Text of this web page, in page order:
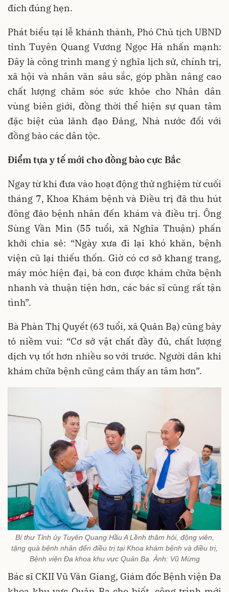
đích đúng hẹn.
Phát biểu tại lễ khánh thành, Phó Chủ tịch UBND
tỉnh Tuyên Quang Vương Ngọc Hà nhấn mạnh:
Đây là công trình mang ý nghĩa lịch sử, chính trị,
xã hội và nhân văn sâu sắc, góp phần nâng cao
chất lượng chăm sóc sức khỏe cho Nhân dân
vùng biên giới, đồng thời thể hiện sự quan tâm
đặc biệt của lãnh đạo Đảng, Nhà nước đối với
đồng bào các dân tộc.
Điểm tựa y tế mới cho đồng bào cực Bắc
Ngay từ khi đưa vào hoạt động thử nghiệm từ cuối
tháng 7, Khoa Khám bệnh và Điều trị đã thu hút
đông đảo bệnh nhân đến khám và điều trị. Ông
Sùng Vần Mìn (55 tuổi, xã Nghĩa Thuận) phấn
khởi chia sẻ: “Ngày xưa đi lại khó khăn, bệnh
viện cũ lại thiếu thốn. Giờ có cơ sở khang trang,
máy móc hiện đại, bà con được khám chữa bệnh
nhanh và thuận tiện hơn, các bác sĩ cũng rất tận
tình”.
Bà Phàn Thị Quyết (63 tuổi, xã Quản Bạ) cũng bày
tỏ niềm vui: “Cơ sở vật chất đầy đủ, chất lượng
dịch vụ tốt hơn nhiều so với trước. Người dân khi
khám chữa bệnh cũng cảm thấy an tâm hơn”.
Bí thư Tỉnh ủy Tuyên Quang Hầu A Lềnh thăm hỏi, động viên,
tặng quà bệnh nhân đến điều trị tại Khoa khám bệnh và điều trị,
Bệnh viện Đa khoa khu vực Quản Bạ. Ảnh: Vũ Mừng
Bác sĩ CKII Vũ Văn Giang, Giám đốc Bệnh viện Đa